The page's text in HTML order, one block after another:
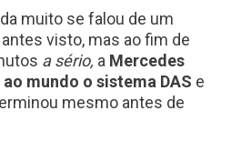
muito se falou de um
visto, mas ao fim de
a sério, a Mercedes
mundo o sistema DAS e
mesmo antes de